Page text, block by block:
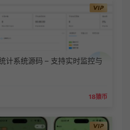
计系统源码 – 支持实时监控与
18猿币